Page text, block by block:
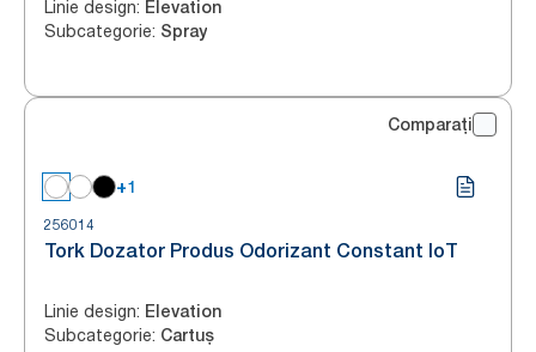
Linie design: Elevation
Subcategorie: Spray
Comparați
+1
256014
Tork Dozator Produs Odorizant Constant IoT
Linie design: Elevation
Subcategorie: Cartuș